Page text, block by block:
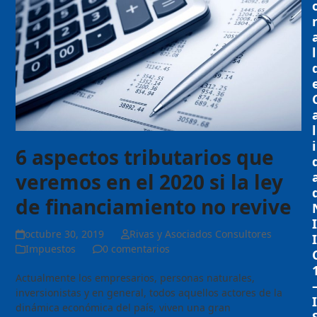
6 aspectos tributarios que
veremos en el 2020 si la ley
de financiamiento no revive
octubre 30, 2019
Rivas y Asociados Consultores
Impuestos
0 comentarios
Actualmente los empresarios, personas naturales,
inversionistas y en general, todos aquellos actores de la
dinámica económica del país, viven una gran
l
l
i
I
I
I